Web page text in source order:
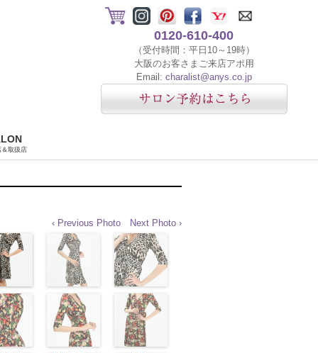
0120-610-400
（受付時間：平日10～19時）
大阪のお客さまご来店アポ用
Email: charalist@anys.co.jp
＆取扱店
‹ Previous Photo Next Photo ›